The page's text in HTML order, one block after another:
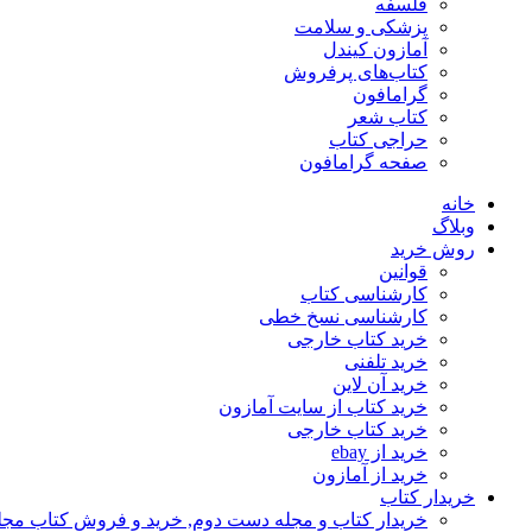
فلسفه
پزشکی و سلامت
آمازون کیندل
کتاب‌های پرفروش
گرامافون
کتاب شعر
حراجی کتاب
صفحه گرامافون
خانه
وبلاگ
روش خرید
قوانین
کارشناسی کتاب
کارشناسی نسخ خطی
خرید کتاب خارجی
خرید تلفنی
خرید آن لاین
خرید کتاب از سایت آمازون
خرید کتاب خارجی
خرید از ebay
خرید از آمازون
خریدار کتاب
خریدار کتاب و مجله دست دوم, خرید و فروش کتاب